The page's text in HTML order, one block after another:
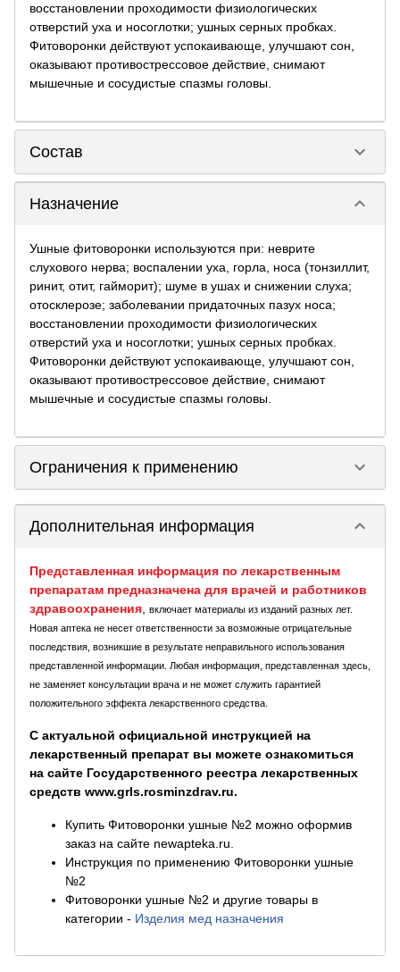
восстановлении проходимости физиологических
отверстий уха и носоглотки; ушных серных пробках.
Фитоворонки действуют успокаивающе, улучшают сон,
оказывают противострессовое действие, снимают
мышечные и сосудистые спазмы головы.
Состав keyboard_arrow_down
Назначение keyboard_arrow_down
Ушные фитоворонки используются при: неврите
слухового нерва; воспалении уха, горла, носа (тонзиллит,
ринит, отит, гайморит); шуме в ушах и снижении слуха;
отосклерозе; заболевании придаточных пазух носа;
восстановлении проходимости физиологических
отверстий уха и носоглотки; ушных серных пробках.
Фитоворонки действуют успокаивающе, улучшают сон,
оказывают противострессовое действие, снимают
мышечные и сосудистые спазмы головы.
Ограничения к применению keyboard_arrow_down
Дополнительная информация keyboard_arrow_down
Представленная информация по лекарственным
препаратам предназначена для врачей и работников
здравоохранения
включает материалы из изданий разных лет.
Новая аптека не несет ответственности за возможные отрицательные
последствия, возникшие в результате неправильного использования
представленной информации. Любая информация, представленная здесь,
не заменяет консультации врача и не может служить гарантией
положительного эффекта лекарственного средства.
С актуальной официальной инструкцией на
лекарственный препарат вы можете ознакомиться
на сайте Государственного реестра лекарственных
средств www.grls.rosminzdrav.ru.
Купить Фитоворонки ушные №2 можно оформив
заказ на сайте newapteka.ru.
Инструкция по применению Фитоворонки ушные
№2
Фитоворонки ушные №2 и другие товары в
категории - Изделия мед назначения